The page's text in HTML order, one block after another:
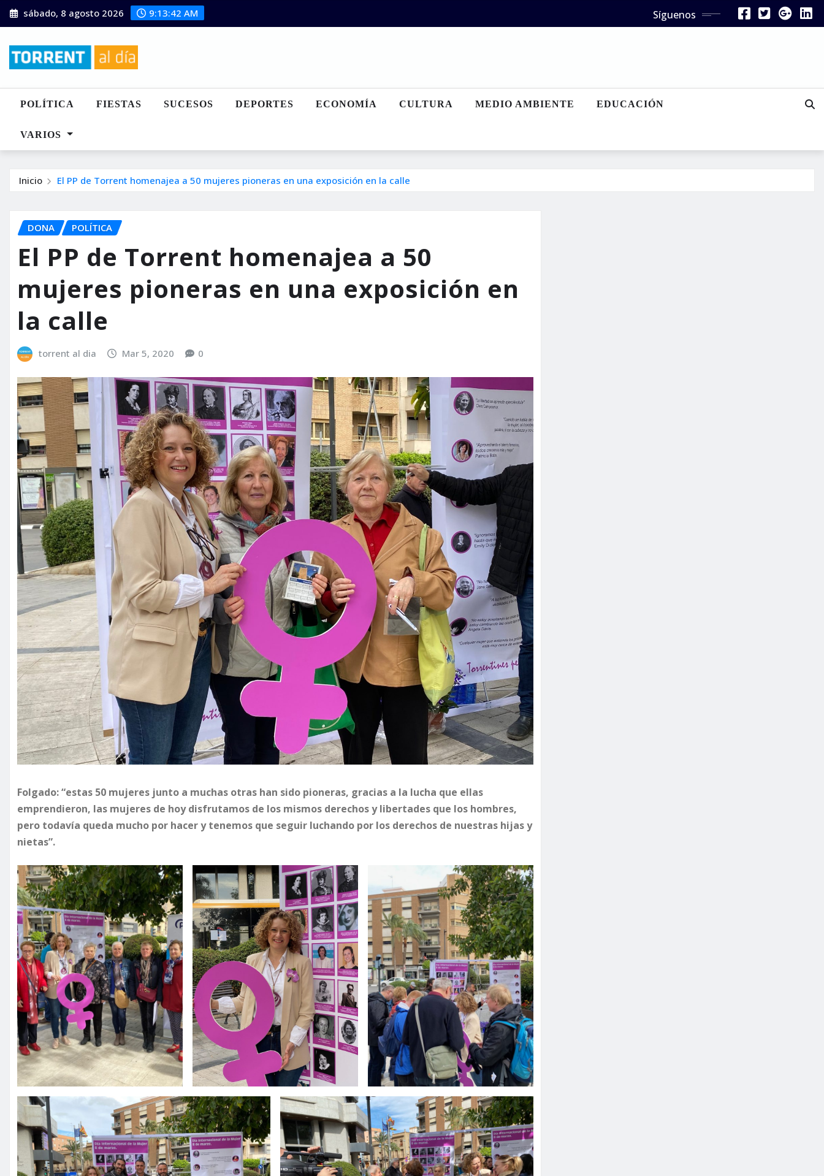
Saltar
al
sábado, 8 agosto 2026 9:13:44 AM Síguenos
POLÍTICA FIESTAS SUCESOS DEPORTES ECONOMÍA CULTURA MEDIO AMBIENTE EDUCACIÓN
VARIOS
Inicio El PP de Torrent homenajea a 50 mujeres pioneras en una exposición en la calle
DONA POLÍTICA
El PP de Torrent homenajea a 50
mujeres pioneras en una exposición en
la calle
torrent al dia Mar 5, 2020 0
Folgado: “estas 50 mujeres junto a muchas otras han sido pioneras, gracias a la lucha que ellas
emprendieron, las mujeres de hoy disfrutamos de los mismos derechos y libertades que los hombres,
pero todavía queda mucho por hacer y tenemos que seguir luchando por los derechos de nuestras hijas y
nietas”.